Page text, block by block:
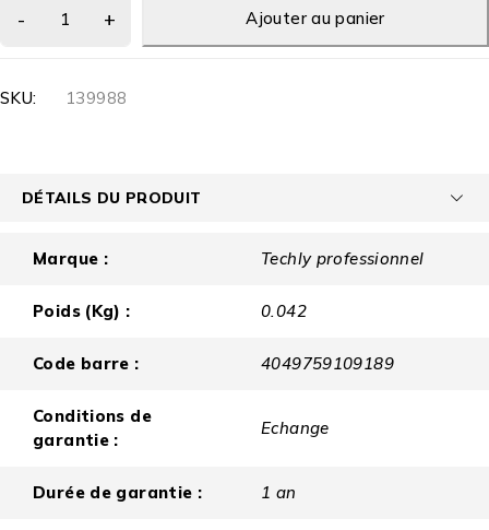
Ajouter au panier
SKU: 139988
DÉTAILS DU PRODUIT
Marque : Techly professionnel
Poids (Kg) : 0.042
Code barre : 4049759109189
Conditions de
garantie :
Echange
Durée de garantie : 1 an